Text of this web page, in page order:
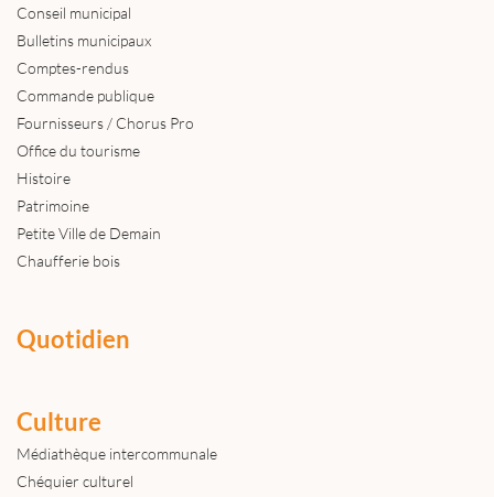
Conseil municipal
Bulletins municipaux
Comptes-rendus
Commande publique
Fournisseurs / Chorus Pro
Office du tourisme
Histoire
Patrimoine
Petite Ville de Demain
Chaufferie bois
Quotidien
Culture
Médiathèque intercommunale
Chéquier culturel